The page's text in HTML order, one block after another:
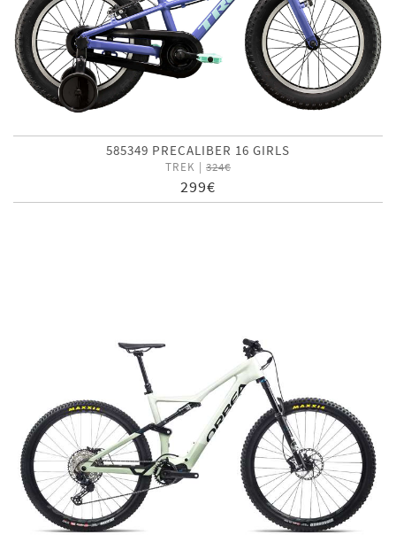
585349 PRECALIBER 16 GIRLS
TREK | 324€
299€